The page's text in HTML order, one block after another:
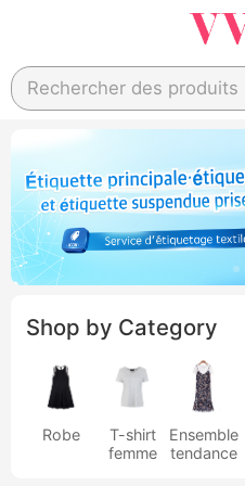
Rechercher des produits
Shop by Category
Robe
T-shirt
femme
Ensemble
tendance